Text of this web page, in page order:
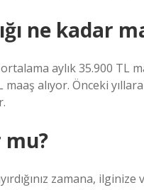
ne kadar
aylık 35.900 TL
alıyor. Önceki
mu?
zamana, ilginize